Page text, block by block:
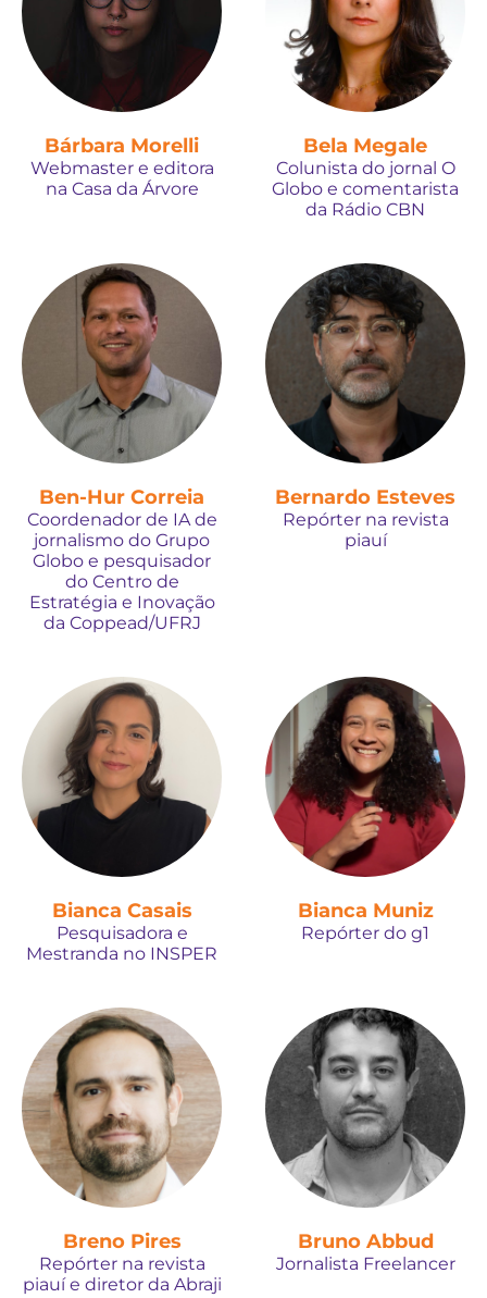
Bárbara Morelli
Webmaster e editora
na Casa da Árvore
Bela Megale
Colunista do jornal O
Globo e comentarista
da Rádio CBN
Ben-Hur Correia
Coordenador de IA de
jornalismo do Grupo
Globo e pesquisador
do Centro de
Estratégia e Inovação
da Coppead/UFRJ
Bernardo Esteves
Repórter na revista
piauí
Bianca Casais
Pesquisadora e
Mestranda no INSPER
Bianca Muniz
Repórter do g1
Breno Pires
Repórter na revista
piauí e diretor da Abraji
Bruno Abbud
Jornalista Freelancer